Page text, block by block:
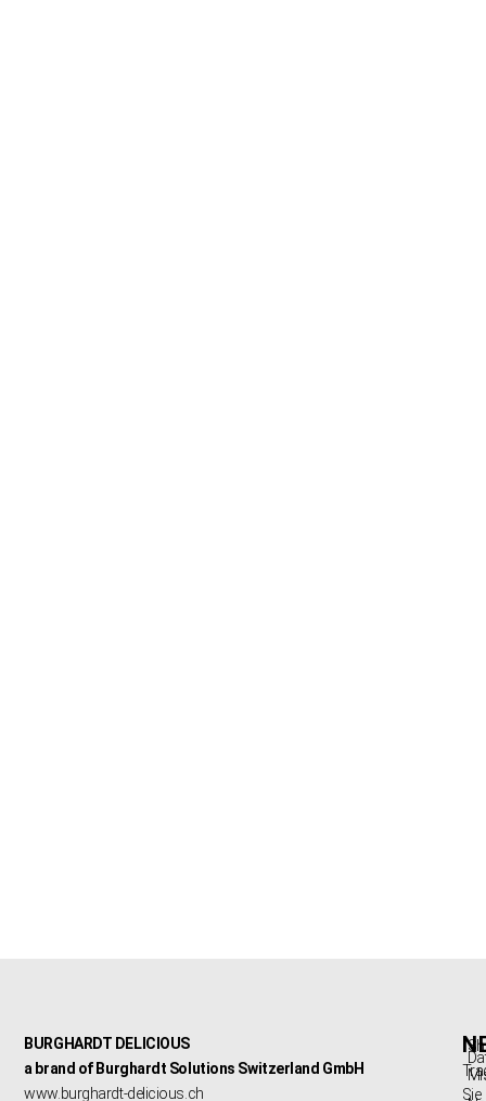
BURGHARDT DELICIOUS
a brand of Burghardt Solutions Switzerland GmbH
www.burghardt-delicious.ch
Sie